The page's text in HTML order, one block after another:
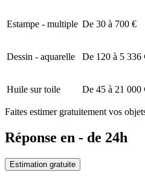
Estampe - multiple De 30 à 700 €
Dessin - aquarelle De 120 à 5 336
Huile sur toile De 45 à 21 000
Faites estimer gratuitement vos
Réponse en - de 24h
Estimation gratuite